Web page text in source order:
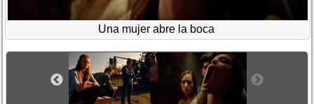
Una mujer abre la boca